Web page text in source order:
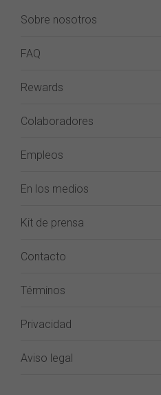
Sobre nosotros
FAQ
Rewards
Colaboradores
Empleos
En los medios
Kit de prensa
Contacto
Términos
Privacidad
Aviso legal